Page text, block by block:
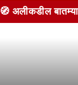
🧭 अलीकडील बातम्या